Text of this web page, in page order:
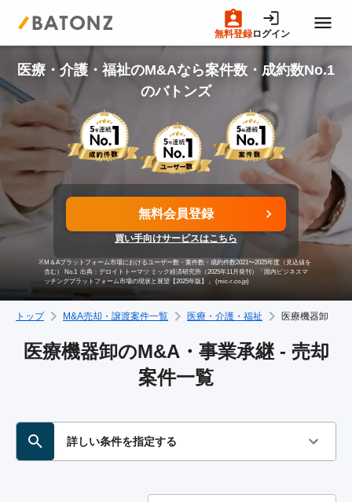
無料登録ログイン
トップページ
M&A案件一覧
売りたい方へ
買いたい方へ
成約事例
M&A専門家の方へ
医療・介護・福祉のM&Aなら案件数・成約数No.1
のバトンズ
無料会員登録
買い手向けサービスはこちら
※M＆Aプラットフォーム市場におけるユーザー数・案件数・成約件数2021〜2025年度（見込値を
含む） No.1 出典：デロイトトーマツ ミック経済研究所（2025年11月発刊）「国内ビジネスマ
ッチングプラットフォーム市場の現状と展望【2025年版】」 (mic-r.co.jp)
トップ M&A売却・譲渡案件一覧 医療・介護・福祉 医療機器卸
医療機器卸のM&A・事業承継 - 売却
案件一覧
詳しい条件を指定する